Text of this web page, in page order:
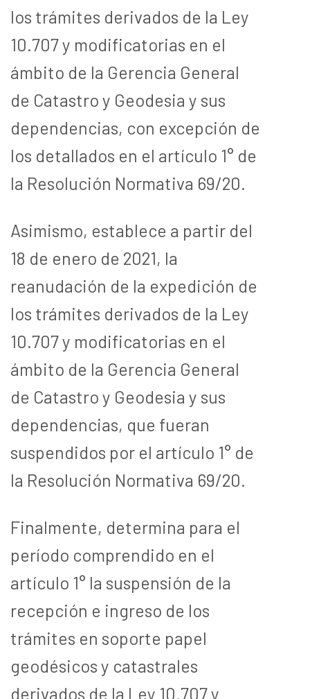
los trámites derivados de la Ley
10.707 y modificatorias en el
ámbito de la Gerencia General
de Catastro y Geodesia y sus
dependencias, con excepción de
los detallados en el artículo 1° de
la Resolución Normativa 69/20.
Asimismo, establece a partir del
18 de enero de 2021, la
reanudación de la expedición de
los trámites derivados de la Ley
10.707 y modificatorias en el
ámbito de la Gerencia General
de Catastro y Geodesia y sus
dependencias, que fueran
suspendidos por el artículo 1° de
la Resolución Normativa 69/20.
Finalmente, determina para el
período comprendido en el
artículo 1° la suspensión de la
recepción e ingreso de los
trámites en soporte papel
geodésicos y catastrales
derivados de la Ley 10.707 y